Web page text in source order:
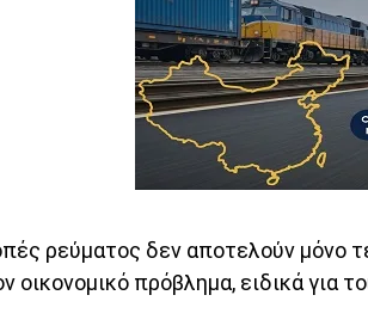
ρεύματος δεν αποτελούν μόνο
οικονομικό πρόβλημα, ειδικά για